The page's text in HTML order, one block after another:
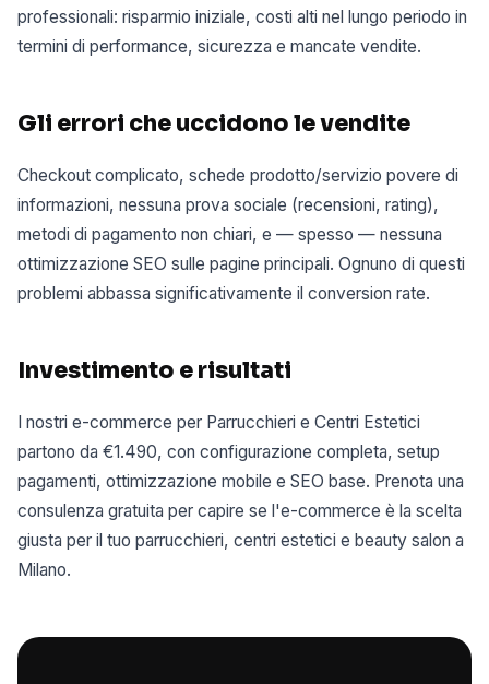
professionali: risparmio iniziale, costi alti nel lungo periodo in
termini di performance, sicurezza e mancate vendite.
Gli errori che uccidono le vendite
Checkout complicato, schede prodotto/servizio povere di
informazioni, nessuna prova sociale (recensioni, rating),
metodi di pagamento non chiari, e — spesso — nessuna
ottimizzazione SEO sulle pagine principali. Ognuno di questi
problemi abbassa significativamente il conversion rate.
Investimento e risultati
I nostri e-commerce per Parrucchieri e Centri Estetici
partono da €1.490, con configurazione completa, setup
pagamenti, ottimizzazione mobile e SEO base. Prenota una
consulenza gratuita per capire se l'e-commerce è la scelta
giusta per il tuo parrucchieri, centri estetici e beauty salon a
Milano.